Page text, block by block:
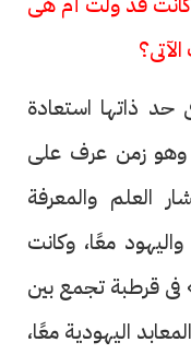
حد ذاتها استعادة
وهو زمن عرف على
العلم والمعرفة
معًا، وكانت
فى قرطبة تجمع بين
اليهودية معًا،